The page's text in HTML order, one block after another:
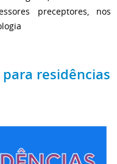
preceptores, nos
residências